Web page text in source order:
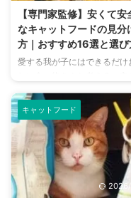
ットフードの保存方法につい
解説しています。 これから猫
お迎えしたいと考えている人
ちろんですが、もうすでに飼
ているという方にもぜひ参考
持に加えて、愛猫の食事タイ
も ...
【専門家監修】安くて安
なキャットフードの見分
方｜おすすめ16選と選び
愛する我が子にはできるだけ
できればコストは抑えたいと
気持ち。これらを両立した、
しくて栄養もあるリーズナブ
キャットフードを選ぶにはど
たらいいのでしょうか。 飼
さんの負担を減らせて、愛猫
っても安心なキャットフード
く生きてもらうためにはどち
キャットフード